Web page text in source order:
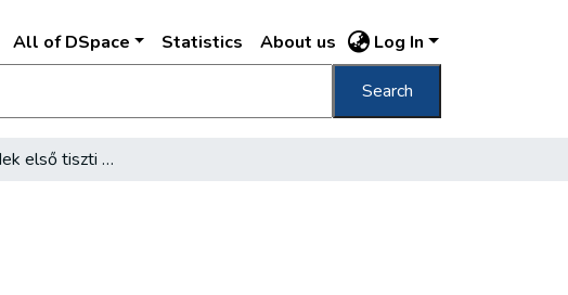
All of DSpace Statistics About us Log In
Search
Pesti honvédek első tiszti kara